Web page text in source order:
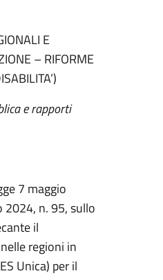
E
– RIFORME
e rapporti
7 maggio
n. 95, sullo
il
regioni in
Unica) per il